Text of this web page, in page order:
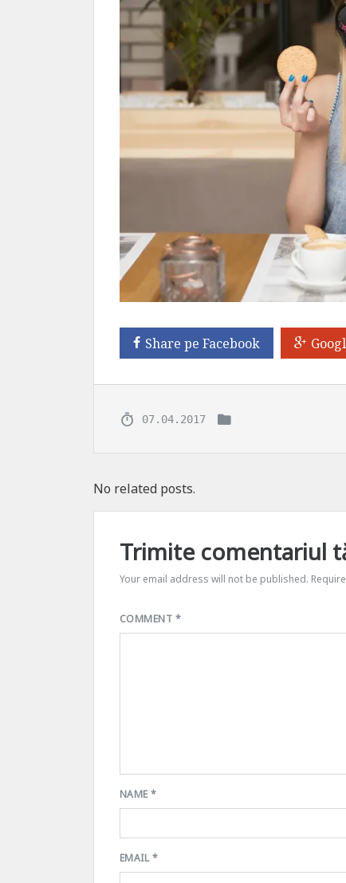
Share pe Facebook
07.04.2017
No related posts.
Trimite comentariul
Your email address will not be published.
COMMENT *
NAME*
EMAIL*